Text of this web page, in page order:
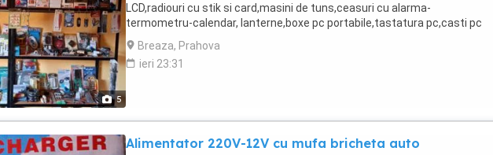
5
LCD,radiouri cu stik si card,masini de tuns,ceasuri cu alarma-
termometru-calendar, lanterne,boxe pc portabile,tastatura pc,casti pc
telefon mp3, mouse cu fir wireless, mp3 auto,set surubelnite,cantar
electronic bucatarie,incarcator acumulatori, port usb hub
4intrari,card,priza dubla auto,set bicicleta fata spate,pistol de lipit cu
Breaza, Prahova
ieri 23:31
Alimentator 220V-12V cu mufa bricheta auto